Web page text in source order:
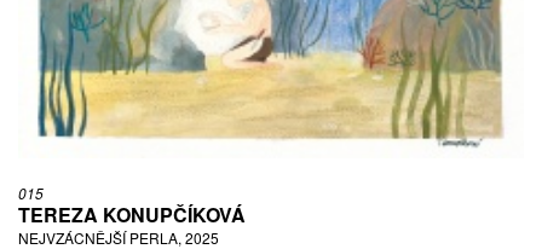
015
TEREZA KONUPČÍKOVÁ
NEJVZÁCNĚJŠÍ PERLA, 2025